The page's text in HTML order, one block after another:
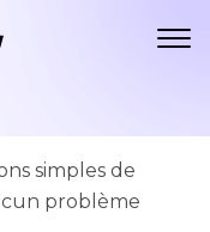
simples de
problème